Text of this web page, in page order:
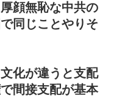
顔無恥な中共の
同じことやりそ
化が違うと支配
間接支配が基本